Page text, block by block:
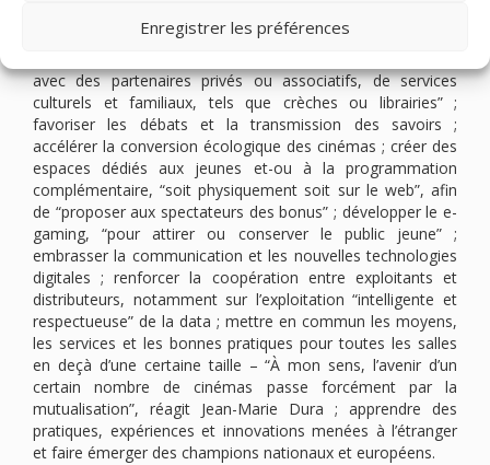
Enregistrer les préférences
identité architecturale forte ; envisager les cinémas comme
avec des partenaires privés ou associatifs, de services
culturels et familiaux, tels que crèches ou librairies” ;
favoriser les débats et la transmission des savoirs ;
accélérer la conversion écologique des cinémas ; créer des
espaces dédiés aux jeunes et-ou à la programmation
complémentaire, “soit physiquement soit sur le web”, afin
de “proposer aux spectateurs des bonus” ; développer le e-
gaming, “pour attirer ou conserver le public jeune” ;
embrasser la communication et les nouvelles technologies
digitales ; renforcer la coopération entre exploitants et
distributeurs, notamment sur l’exploitation “intelligente et
respectueuse” de la data ; mettre en commun les moyens,
les services et les bonnes pratiques pour toutes les salles
en deçà d’une certaine taille – “À mon sens, l’avenir d’un
certain nombre de cinémas passe forcément par la
mutualisation”, réagit Jean-Marie Dura ; apprendre des
pratiques, expériences et innovations menées à l’étranger
et faire émerger des champions nationaux et européens.